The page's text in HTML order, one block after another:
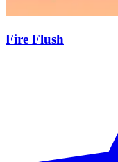
Fire Flush